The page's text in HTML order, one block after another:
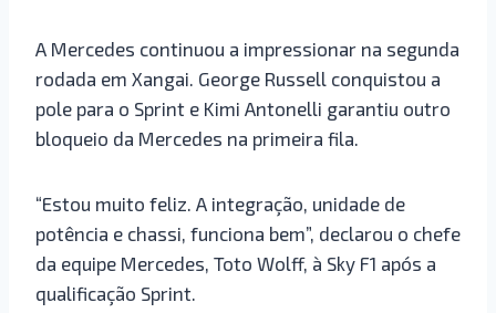
A Mercedes continuou a impressionar na segunda
rodada em Xangai. George Russell conquistou a
pole para o Sprint e Kimi Antonelli garantiu outro
bloqueio da Mercedes na primeira fila.
“Estou muito feliz. A integração, unidade de
potência e chassi, funciona bem”, declarou o chefe
da equipe Mercedes, Toto Wolff, à Sky F1 após a
qualificação Sprint.